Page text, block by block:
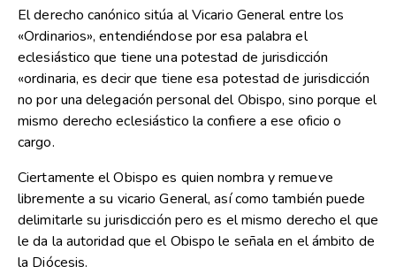
El derecho canónico sitúa al Vicario General entre los
«Ordinarios», entendiéndose por esa palabra el
eclesiástico que tiene una potestad de jurisdicción
«ordinaria, es decir que tiene esa potestad de jurisdicción
no por una delegación personal del Obispo, sino porque el
mismo derecho eclesiástico la confiere a ese oficio o
cargo.
Ciertamente el Obispo es quien nombra y remueve
libremente a su vicario General, así como también puede
delimitarle su jurisdicción pero es el mismo derecho el que
le da la autoridad que el Obispo le señala en el ámbito de
la Diócesis.